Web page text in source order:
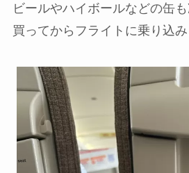
ビールやハイボールなどの缶も
買ってからフライトに乗り込み